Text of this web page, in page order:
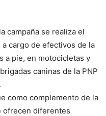
campaña se realiza el
cargo de efectivos de la
a pie, en motocicletas y
caninas de la PNP
como complemento de la
ofrecen diferentes